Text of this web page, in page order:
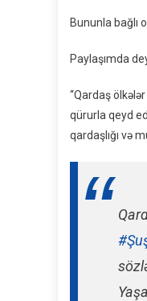
Bununla bağlı
Paylaşımda
“Qardaş
qürurla qeyd
qardaşlığı və